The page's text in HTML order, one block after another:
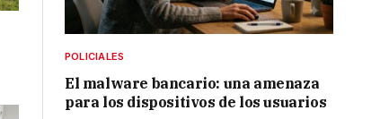
POLICIALES
El malware bancario: una amenaza
para los dispositivos de los usuarios